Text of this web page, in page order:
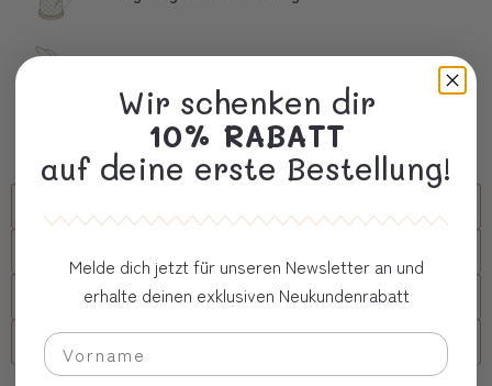
Kostbare Verpackung
Firmenkunde
Wir schenken dir
10% RABATT
auf deine erste Bestellung!
Melde dich jetzt für unseren Newsletter an und
erhalte deinen exklusiven Neukundenrabatt